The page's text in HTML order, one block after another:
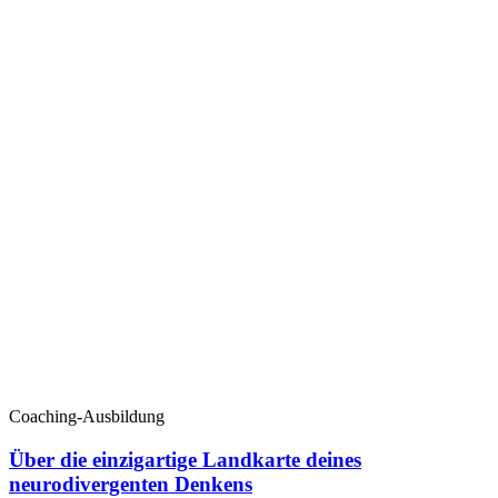
Coaching-Ausbildung
Über die einzigartige Landkarte deines
neurodivergenten Denkens